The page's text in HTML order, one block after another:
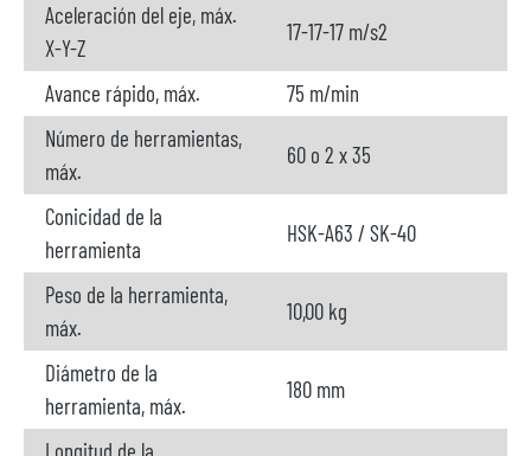
Aceleración del eje, máx.
X-Y-Z
17-17-17 m/s2
Avance rápido, máx.
75 m/min
Número de herramientas,
máx.
60 o 2 x 35
Conicidad de la
herramienta
HSK-A63 / SK-40
Peso de la herramienta,
máx.
10,00 kg
Diámetro de la
herramienta, máx.
180 mm